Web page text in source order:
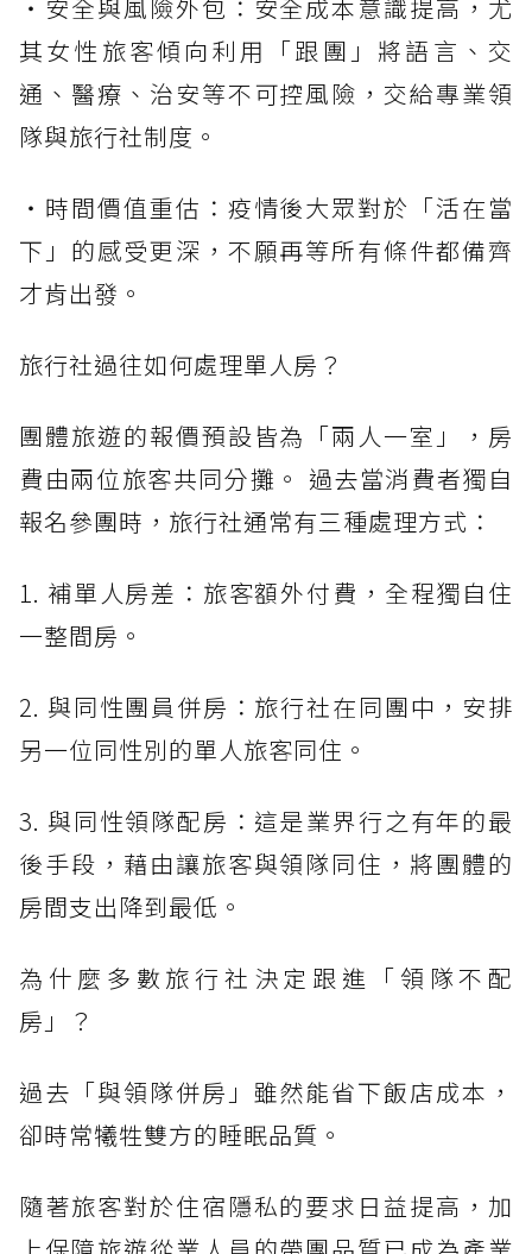
・安全與風險外包：安全成本意識提高，尤
其女性旅客傾向利用「跟團」將語言、交
通、醫療、治安等不可控風險，交給專業領
隊與旅行社制度。
・時間價值重估：疫情後大眾對於「活在當
下」的感受更深，不願再等所有條件都備齊
才肯出發。
旅行社過往如何處理單人房？
團體旅遊的報價預設皆為「兩人一室」，房
費由兩位旅客共同分攤。 過去當消費者獨自
報名參團時，旅行社通常有三種處理方式：
1. 補單人房差：旅客額外付費，全程獨自住
一整間房。
2. 與同性團員併房：旅行社在同團中，安排
另一位同性別的單人旅客同住。
3. 與同性領隊配房：這是業界行之有年的最
後手段，藉由讓旅客與領隊同住，將團體的
房間支出降到最低。
為什麼多數旅行社決定跟進「領隊不配
房」？
過去「與領隊併房」雖然能省下飯店成本，
卻時常犧牲雙方的睡眠品質。
隨著旅客對於住宿隱私的要求日益提高，加